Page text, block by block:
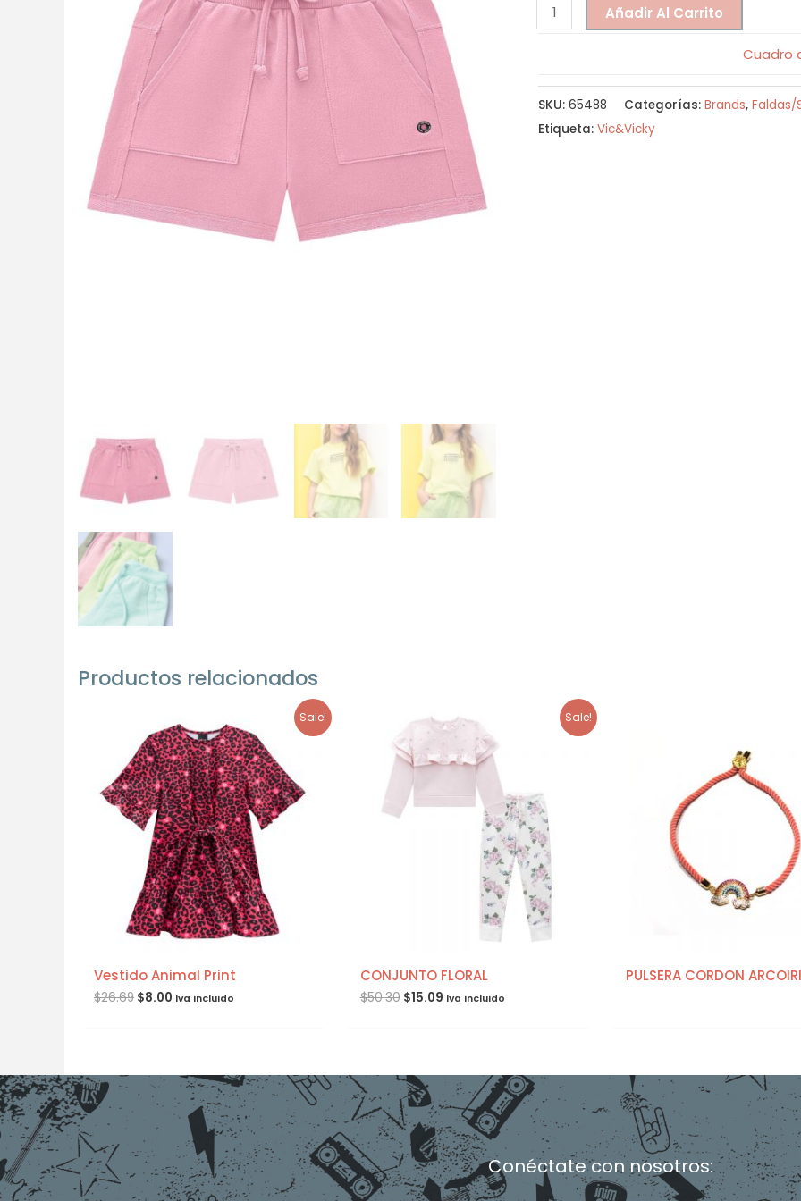
Añadir Al Carrito
Cuadro
SKU: 65488 Categorías: Brands, Faldas/
Etiqueta: Vic&Vicky
Productos relacionados
Sale!
Vestido Animal Print
$26.69 $8.00 Iva incluido
Sale!
CONJUNTO FLORAL
$50.30 $15.09 Iva incluido
PULSERA CORDON
Conéctate con nosotros: